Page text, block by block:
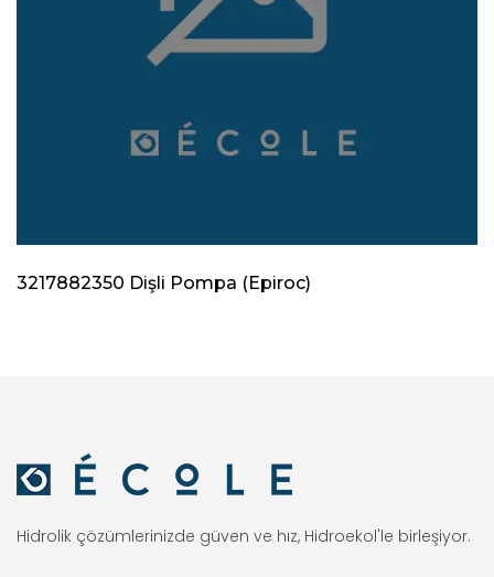
3217882350 Dişli Pompa (Epiroc)
Hidrolik çözümlerinizde güven ve hız, Hidroekol'le birleşiyor.